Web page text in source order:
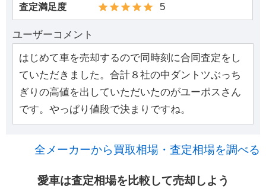
査定満足度 5
ユーザーコメント
はじめて車を売却するので同時刻に合同査定をし
ていただきました。合計８社の中ダントツぶっち
ぎりの高値を出していただいたのがユーポスさん
です。やっぱり値段で決まりですね。
全メーカーから買取相場・査定相場を調べる
愛車は査定相場を比較して売却しよう